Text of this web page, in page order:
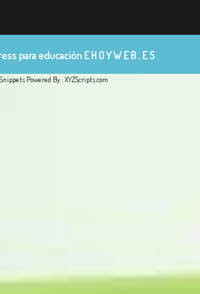
para educación E H O Y W E B . E S
Powered By :XYZScripts.com